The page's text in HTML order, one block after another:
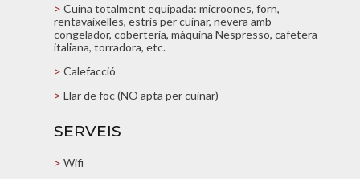
> Cuina totalment equipada: microones, forn,
rentavaixelles, estris per cuinar, nevera amb
congelador, coberteria, màquina Nespresso, cafetera
italiana, torradora, etc.
> Calefacció
> Llar de foc (NO apta per cuinar)
SERVEIS
> Wifi